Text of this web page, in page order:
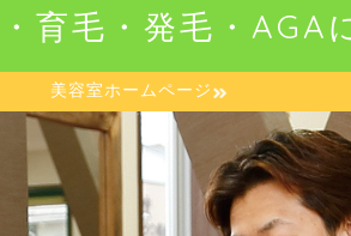
育毛・発毛・AGA
美容室ホームページ